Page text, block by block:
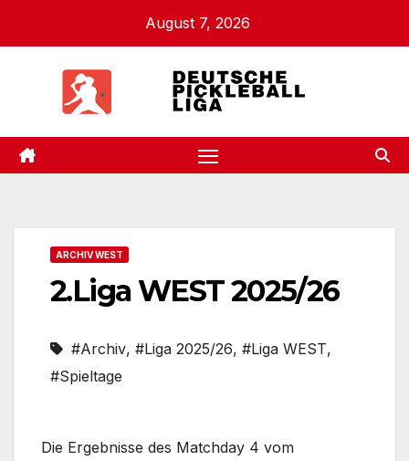
August 7, 2026
.
ARCHIV WEST
2.Liga WEST 2025/26
#Archiv, #Liga 2025/26, #Liga WEST,
#Spieltage
Die Ergebnisse des Matchday 4 vom